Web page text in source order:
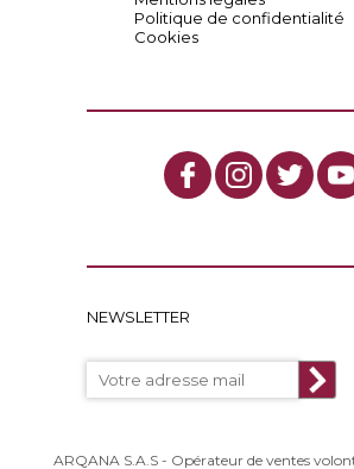
Politique de confidentialité
Cookies
NEWSLETTER
ARQANA S.A.S - Opérateur de ventes